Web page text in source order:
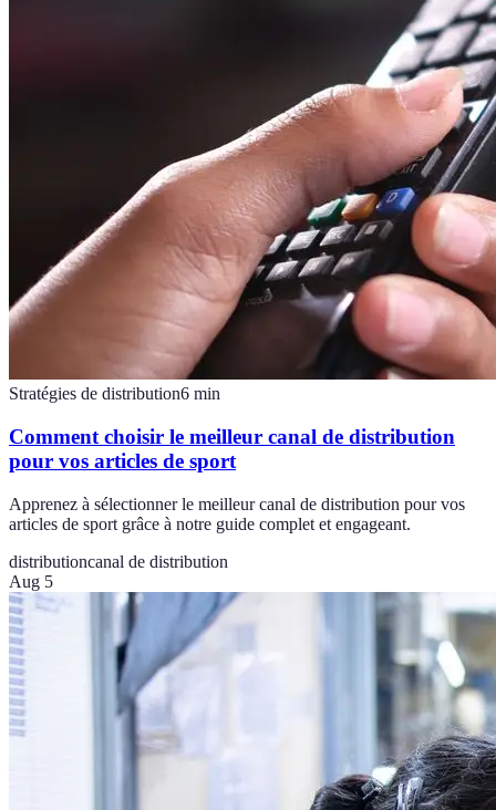
Stratégies de distribution6 min
Comment choisir le meilleur canal de distribution
pour vos articles de sport
Apprenez à sélectionner le meilleur canal de distribution pour vos
articles de sport grâce à notre guide complet et engageant.
distributioncanal de distribution
Aug 5